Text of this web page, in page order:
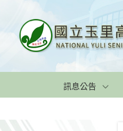
訊息公告